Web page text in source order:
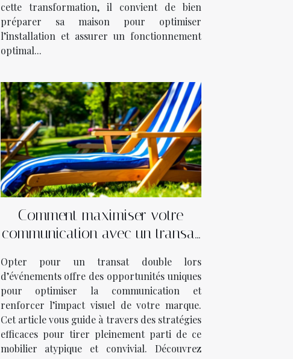
cette transformation, il convient de bien
préparer sa maison pour optimiser
l’installation et assurer un fonctionnement
optimal...
Comment maximiser votre
communication avec un transat
Opter pour un transat double lors
d’événements offre des opportunités uniques
pour optimiser la communication et
renforcer l’impact visuel de votre marque.
Cet article vous guide à travers des stratégies
efficaces pour tirer pleinement parti de ce
mobilier atypique et convivial. Découvrez